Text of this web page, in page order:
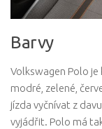
Barvy
Volkswagen Polo
modré, zelené,
jízda vyčnívat z
vyjádřit. Polo má